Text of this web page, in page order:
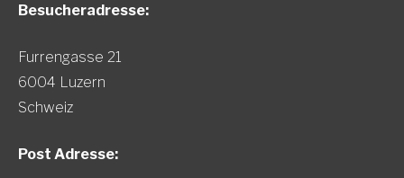
Besucheradresse:
Furrengasse 21
6004 Luzern
Schweiz
Post Adresse: